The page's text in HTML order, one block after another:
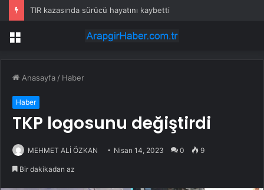
TIR kazasında sürücü hayatını kaybetti
Menü
Anasayfa / Haber
Haber
TKP logosunu değiştirdi
MEHMET ALİ ÖZKAN Nisan 14, 2023 0 9
Bir dakikadan az